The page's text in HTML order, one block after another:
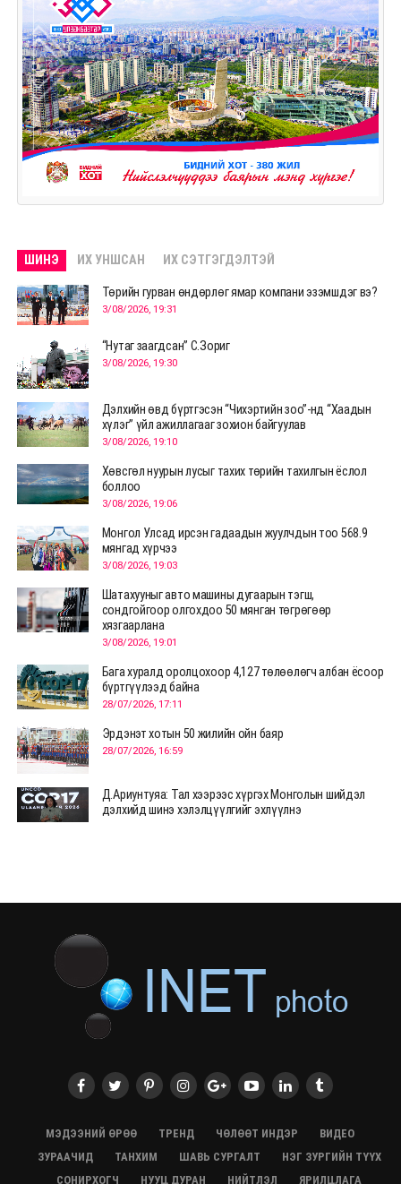
ШИНЭ ИХ УНШСАН ИХ СЭТГЭГДЭЛТЭЙ
Төрийн гурван өндөрлөг ямар компани эзэмшдэг вэ?
3/08/2026, 19:31
“Нутаг заагдсан” С.Зориг
3/08/2026, 19:30
Дэлхийн өвд бүртгэсэн “Чихэртийн зоо”-нд “Хаадын
хүлэг” үйл ажиллагааг зохион байгуулав
3/08/2026, 19:10
Хөвсгөл нуурын лусыг тахих төрийн тахилгын ёслол
боллоо
3/08/2026, 19:06
Монгол Улсад ирсэн гадаадын жуулчдын тоо 568.9
мянгад хүрчээ
3/08/2026, 19:03
Шатахууныг авто машины дугаарын тэгш,
сондгойгоор олгохдоо 50 мянган төгрөгөөр
хязгаарлана
3/08/2026, 19:01
Бага хуралд оролцохоор 4,127 төлөөлөгч албан ёсоор
бүртгүүлээд байна
28/07/2026, 17:11
Эрдэнэт хотын 50 жилийн ойн баяр
28/07/2026, 16:59
Д.Ариунтуяа: Тал хээрээс хүргэх Монголын шийдэл
дэлхийд шинэ хэлэлцүүлгийг эхлүүлнэ
28/07/2026, 12:04
ХӨВСГӨЛ Нутгийн зөвлөлөөс МУАЖ Д.Цэрэндарьзавт
2 өрөө байр олгоно
20/07/2026, 19:22
20/07/2026, 19:21
хийхээр хүрэлцэн ирлээ
Испанийн шигшээ баг ДАШТ-д хоёр дахь удаагаа
МЭДЭЭНИЙ ӨРӨӨ ТРЕНД ЧӨЛӨӨТ ИНДЭР
ВИДЕО
ЗУРААЧИД
ТАНХИМ ШАВЬ СУРГАЛТ
НЭГ ЗУРГИЙН ТҮҮХ
СОНИРХОГЧ
НУУЦ ДУРАН НИЙТЛЭЛ ЯРИЛЦЛАГА